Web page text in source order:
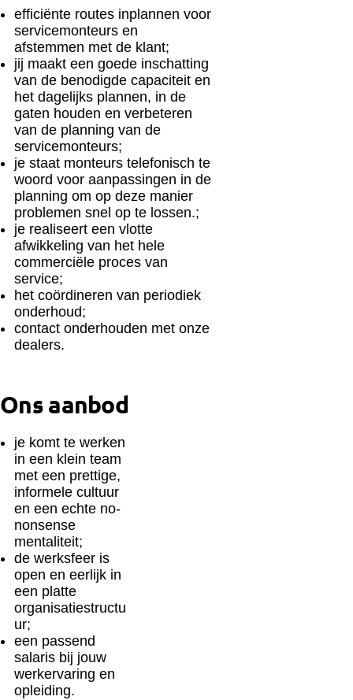
efficiënte routes inplannen voor
servicemonteurs en
afstemmen met de klant;
jij maakt een goede inschatting
van de benodigde capaciteit en
het dagelijks plannen, in de
gaten houden en verbeteren
van de planning van de
servicemonteurs;
je staat monteurs telefonisch te
woord voor aanpassingen in de
planning om op deze manier
problemen snel op te lossen.;
je realiseert een vlotte
afwikkeling van het hele
commerciële proces van
service;
het coördineren van periodiek
onderhoud;
contact onderhouden met onze
dealers.
Ons aanbod
je komt te werken
in een klein team
met een prettige,
informele cultuur
en een echte no-
nonsense
mentaliteit;
de werksfeer is
open en eerlijk in
een platte
organisatiestructu
ur;
een passend
salaris bij jouw
werkervaring en
opleiding.